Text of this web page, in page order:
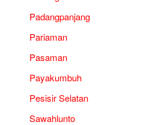
Padangpanjang
Pariaman
Pasaman
Payakumbuh
Pesisir Selatan
Sawahlunto